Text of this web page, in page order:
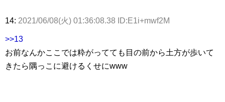
14: 2021/06/08(火) 01:36:08.38 ID:E1i+mwf2M
>>13
お前なんかここでは粋がってても目の前から土方が歩いて
きたら隅っこに避けるくせにwww